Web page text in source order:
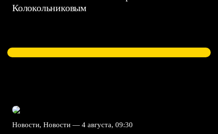
Колокольниковым
Новости, Новости — 4 августа, 09:30